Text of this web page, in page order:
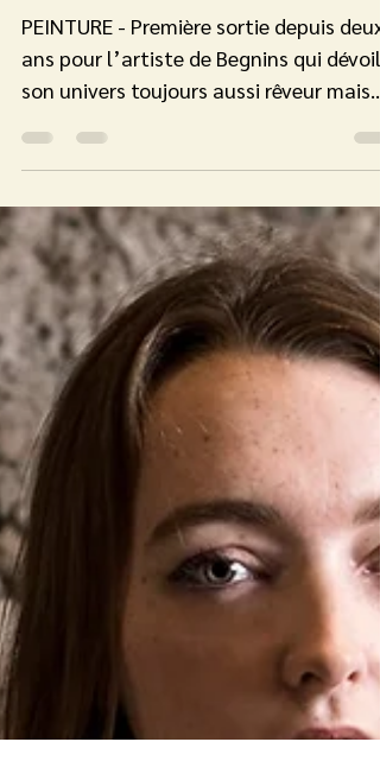
Nicolas Fossati
apprivoise les couleurs
PEINTURE - Première sortie depuis deux
ans pour l’artiste de Begnins qui dévoile
son univers toujours aussi rêveur mais
qui «se passe...